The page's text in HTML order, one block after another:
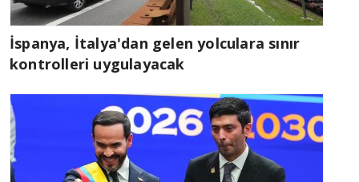
İspanya, İtalya'dan gelen yolculara sınır
kontrolleri uygulayacak